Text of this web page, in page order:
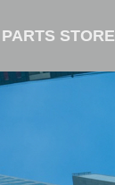
PARTS STORE